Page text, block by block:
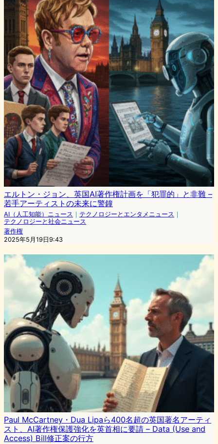
エルトン・ジョン、英国AI著作権計画を「犯罪的」と非難 –
若手アーティストの未来に警鐘
AI（人工知能）ニュース ｜ テクノロジーとエンタメニュース ｜
テクノロジーと社会ニュース
著作権
2025年5月19日9:43
Paul McCartney・Dua Lipaら400名超の英国著名アーティ
スト、AI著作権保護強化を英首相に要請 – Data (Use and
Access) Bill修正案の行方